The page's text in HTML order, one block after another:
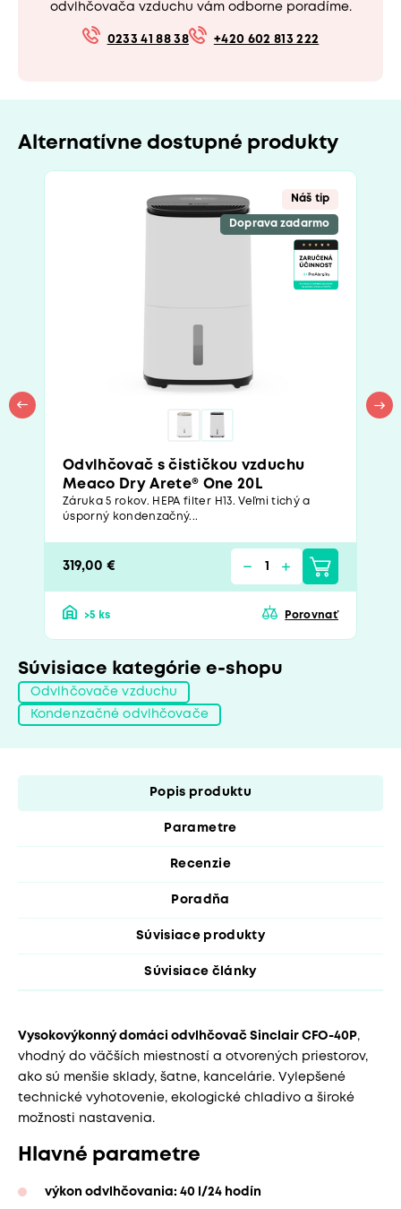
odvlhčovača vzduchu vám odborne poradíme.
0233 41 88 38 +420 602 813 222
Alternatívne dostupné produkty
Náš tip
Doprava zadarmo
Odvlhčovač s čističkou vzduchu
Meaco Dry Arete® One 20L
Záruka 5 rokov. HEPA filter H13. Veľmi tichý a
úsporný kondenzačný...
319,00 €
>5 ks Porovnať
Súvisiace kategórie e-shopu
Odvlhčovače vzduchu
Kondenzačné odvlhčovače
Popis produktu
Parametre
Recenzie
Poradňa
Súvisiace produkty
Súvisiace články
Vysokovýkonný domáci odvlhčovač Sinclair CFO-40P,
vhodný do väčších miestností a otvorených priestorov,
ako sú menšie sklady, šatne, kancelárie. Vylepšené
technické vyhotovenie, ekologické chladivo a široké
možnosti nastavenia.
Hlavné parametre
výkon odvlhčovania: 40 l/24 hodín